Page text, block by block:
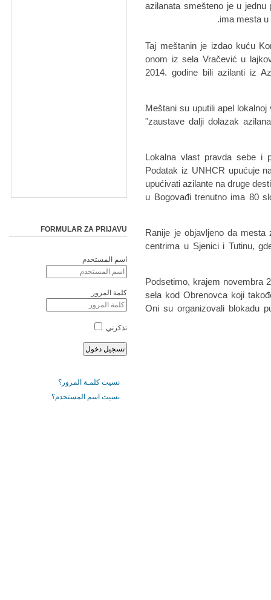
azilanata smešteno je u jednu
ima mesta u
Taj meštanin je izdao kuću
onom iz sela Vračević u
2014. godine bili azilanti iz
Meštani su uputili apel
"zaustave dalji dolazak
"Lokalna vlast pravda sebe
Podatak iz UNHCR upućuje
upućivati azilante na druge
u Bogovađi trenutno ima 80
Ranije je objavljeno da
centrima u Sjenici i Tutinu,
Podsetimo, krajem novembra
sela kod Obrenovca koji
Oni su organizovali blokadu
FORMULAR ZA PRIJAVU
اسم المستخدم
كلمة المرور
تذكرني
نسيت كلمـة المرور؟
نسيت اسم المستخدم؟